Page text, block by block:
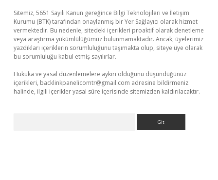
Sitemiz, 5651 Sayılı Kanun gereğince Bilgi Teknolojileri ve İletişim
Kurumu (BTK) tarafından onaylanmış bir Yer Sağlayıcı olarak hizmet
vermektedir. Bu nedenle, sitedeki içerikleri proaktif olarak denetleme
veya araştırma yükümlülüğümüz bulunmamaktadır. Ancak, üyelerimiz
yazdıkları içeriklerin sorumluluğunu taşımakta olup, siteye üye olarak
bu sorumluluğu kabul etmiş sayılırlar.
Hukuka ve yasal düzenlemelere aykırı olduğunu düşündüğünüz
içerikleri, backlinkpanelicomtr@gmail.com adresine bildirmeniz
halinde, ilgili içerikler yasal süre içerisinde sitemizden kaldırılacaktır.